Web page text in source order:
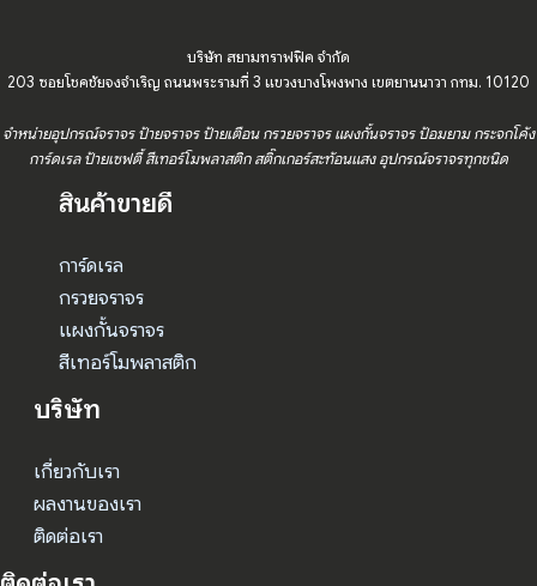
บริษัท สยามทราฟฟิค จำกัด
203 ซอยโชคชัยจงจำเริญ ถนนพระรามที่ 3 แขวงบางโพงพาง เขตยานนาวา กทม. 10120
จำหน่ายอุปกรณ์จราจร ป้ายจราจร ป้ายเตือน กรวยจราจร แผงกั้นจราจร ป้อมยาม กระจกโค้ง
การ์ดเรล ป้ายเซฟตี้ สีเทอร์โมพลาสติก สติ๊กเกอร์สะท้อนแสง อุปกรณ์จราจรทุกชนิด
สินค้าขายดี
การ์ดเรล
กรวยจราจร
แผงกั้นจราจร
สีเทอร์โมพลาสติก
บริษัท
เกี่ยวกับเรา
ผลงานของเรา
ติดต่อเรา